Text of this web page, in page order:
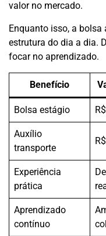
valor no mercado.
Enquanto isso, a
estrutura do dia a dia.
focar no aprendizado.
Benefício
Bolsa estágio
Auxílio
transporte
Experiência
prática
Aprendizado
contínuo